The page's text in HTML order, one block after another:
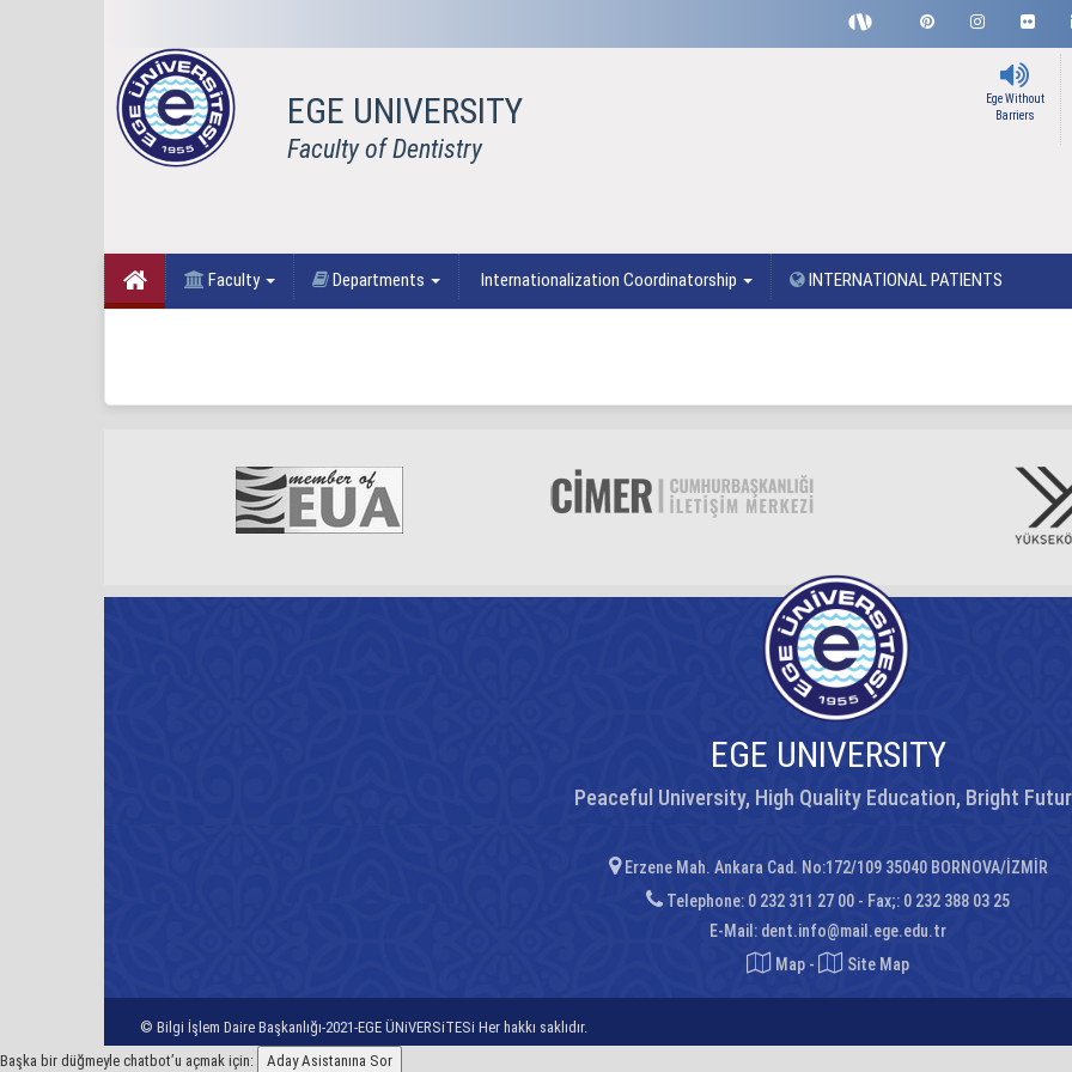
EGE UNIVERSITY
Faculty of Dentistry
Ege Without
Barriers
Faculty Departments Internationalization Coordinatorship INTERNATIONAL PATIENTS
EGE UNIVERSITY
Peaceful University, High Quality Education, Bright
Erzene Mah. Ankara Cad. No:172/109 35040 BORNOVA/İZMİR
Telephone: 0 232 311 27 00 - Fax;: 0 232 388 03 25
E-Mail: dent.info@mail.ege.edu.tr
Map - Site Map
© Bilgi İşlem Daire Başkanlığı-2021-EGE ÜNiVERSiTESi Her hakkı saklıdır.
Başka bir düğmeyle chatbot’u açmak için:
Aday Asistanına Sor